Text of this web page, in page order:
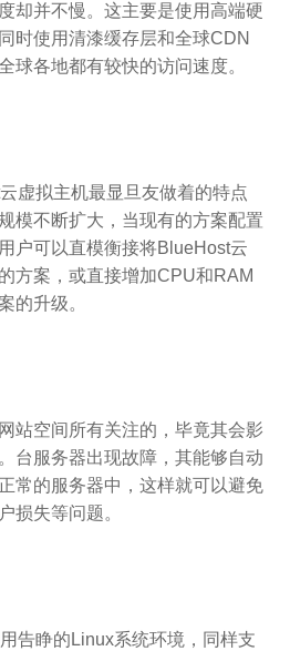
却并不慢。这主要是使用高端硬
时使用清漆缓存层和全球CDN
球各地都有较快的访问速度。
虚拟主机最显旦友做着的特点
模不断扩大，当现有的方案配置
户可以直模衡接将BlueHost云
方案，或直接增加CPU和RAM
的升级。
站空间所有关注的，毕竟其会影
台服务器出现故障，其能够自动
常的服务器中，这样就可以避免
损失等问题。
告睁的Linux系统环境，同样支